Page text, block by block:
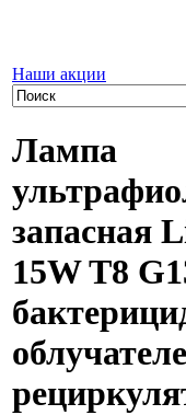
Наши акции
Лампа
запасная
15W T8